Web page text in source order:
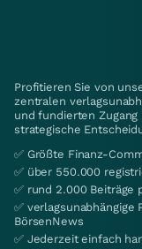
Profitieren Sie von
zentralen
und fundierten
strategische
✅ Größte Finanz-
✅ über 550.000
✅ rund 2.000 Beiträge
✅ verlagsunabhängige
BörsenNews
✅ Jederzeit einfach